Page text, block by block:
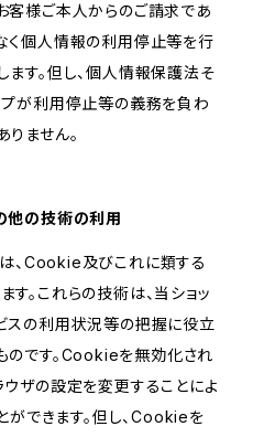
客様ご本人からのご請求であ
く個人情報の利用停止等を行
ます。但し、個人情報保護法そ
プが利用停止等の義務を負わ
ません。
他の技術の利用
は、Cookie及びこれに類する
。これらの技術は、当ショッ
スの利用状況等の把握に役立
のです。Cookieを無効化され
ウザの設定を変更することによ
できます。但し、Cookieを